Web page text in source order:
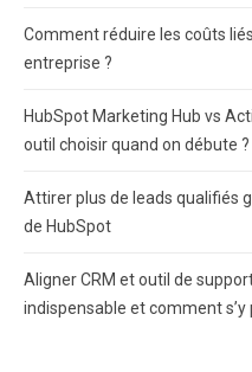
Comment réduire les coûts
entreprise ?
HubSpot Marketing Hub vs
outil choisir quand on débute ?
Attirer plus de leads qualifiés
de HubSpot
Aligner CRM et outil de
indispensable et comment s’y